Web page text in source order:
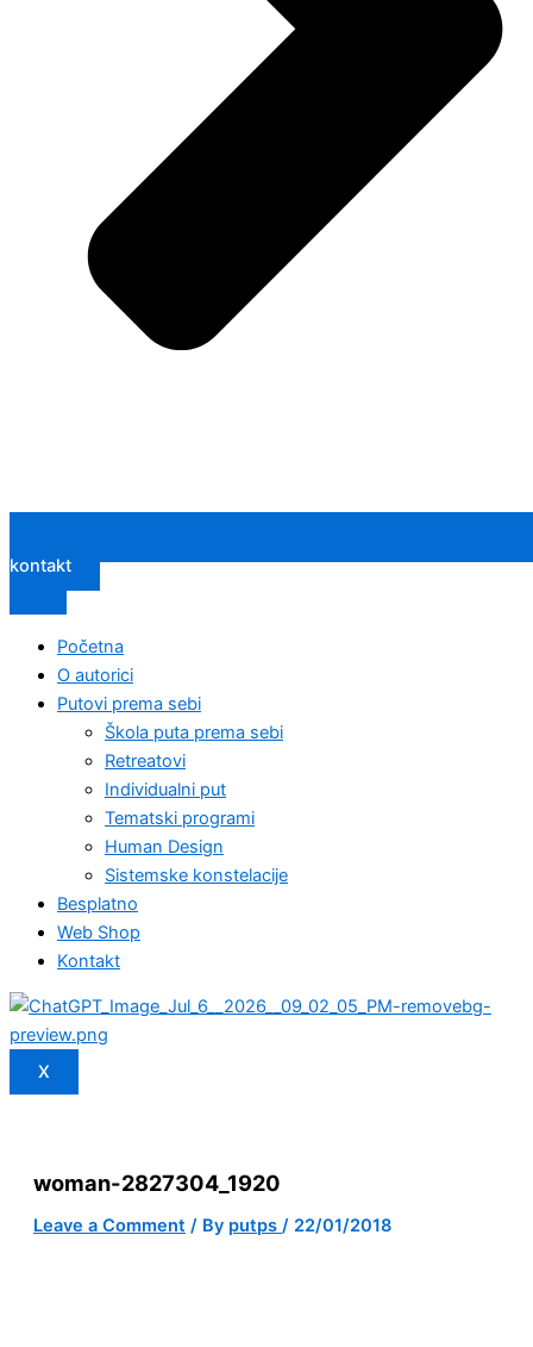
kontakt
Početna
O autorici
Putovi prema sebi
Škola puta prema sebi
Retreatovi
Individualni put
Tematski programi
Human Design
Sistemske konstelacije
Besplatno
Web Shop
Kontakt
X
woman-2827304_1920
Leave a Comment / By putps / 22/01/2018